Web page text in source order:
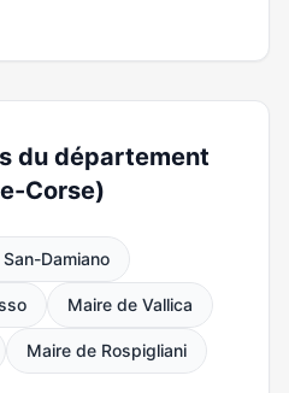
du département
Corse)
Damiano
Maire de Vallica
Maire de Rospigliani